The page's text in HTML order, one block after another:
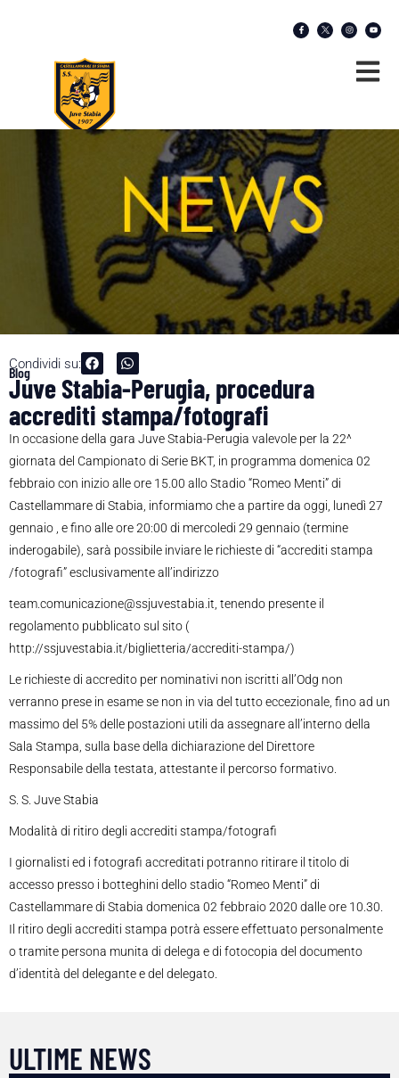
Condividi su:
Blog
Juve Stabia-Perugia, procedura
accrediti stampa/fotografi
In occasione della gara Juve Stabia-Perugia valevole per la 22^
giornata del Campionato di Serie BKT, in programma domenica 02
febbraio con inizio alle ore 15.00 allo Stadio “Romeo Menti” di
Castellammare di Stabia, informiamo che a partire da oggi, lunedì 27
gennaio , e fino alle ore 20:00 di mercoledi 29 gennaio (termine
inderogabile), sarà possibile inviare le richieste di “accrediti stampa
/fotografi” esclusivamente all’indirizzo
team.comunicazione@ssjuvestabia.it, tenendo presente il
regolamento pubblicato sul sito (
http://ssjuvestabia.it/biglietteria/accrediti-stampa/)
Le richieste di accredito per nominativi non iscritti all’Odg non
verranno prese in esame se non in via del tutto eccezionale, fino ad un
massimo del 5% delle postazioni utili da assegnare all’interno della
Sala Stampa, sulla base della dichiarazione del Direttore
Responsabile della testata, attestante il percorso formativo.
S. S. Juve Stabia
Modalità di ritiro degli accrediti stampa/fotografi
I giornalisti ed i fotografi accreditati potranno ritirare il titolo di
accesso presso i botteghini dello stadio “Romeo Menti” di
Castellammare di Stabia domenica 02 febbraio 2020 dalle ore 10.30.
Il ritiro degli accrediti stampa potrà essere effettuato personalmente
o tramite persona munita di delega e di fotocopia del documento
d’identità del delegante e del delegato.
ULTIME NEWS